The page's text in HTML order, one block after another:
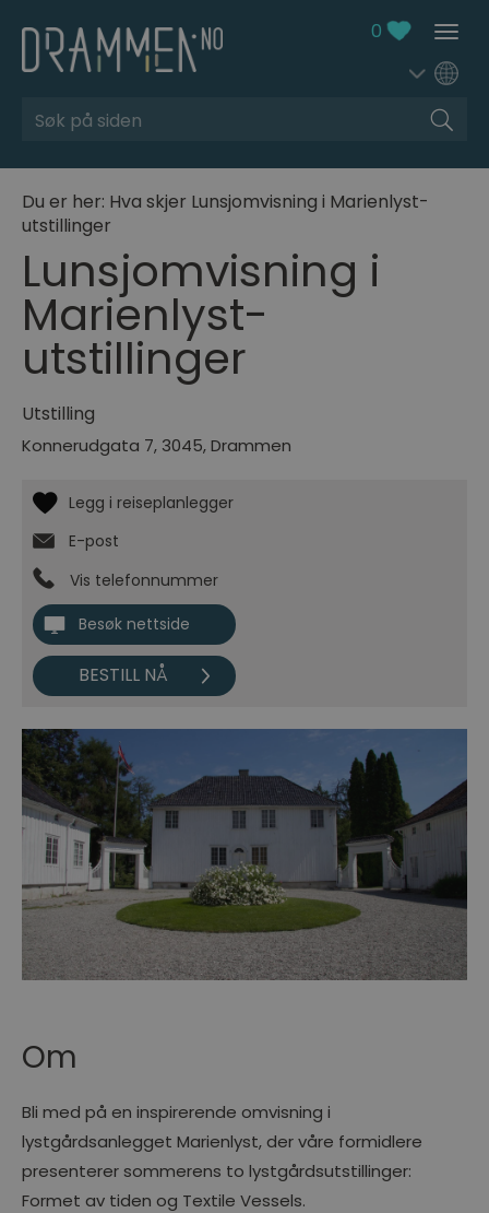
0
Søk
Du er her: Hva skjer Lunsjomvisning i Marienlyst-
utstillinger
Lunsjomvisning i
Marienlyst-
utstillinger
Utstilling
Konnerudgata 7, 3045,Drammen
E-post
Vis telefonnummer
Besøk nettside
Om
Bli med på en inspirerende omvisning i
lystgårdsanlegget Marienlyst, der våre formidlere
presenterer sommerens to lystgårdsutstillinger:
Formet av tiden og Textile Vessels.